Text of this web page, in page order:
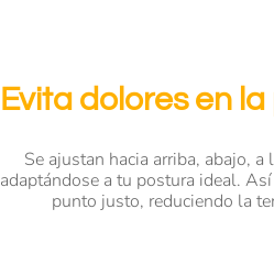
Evita dolores en
Se ajustan hacia arriba, abajo,
adaptándose a tu postura ideal.
punto justo, reduciendo la